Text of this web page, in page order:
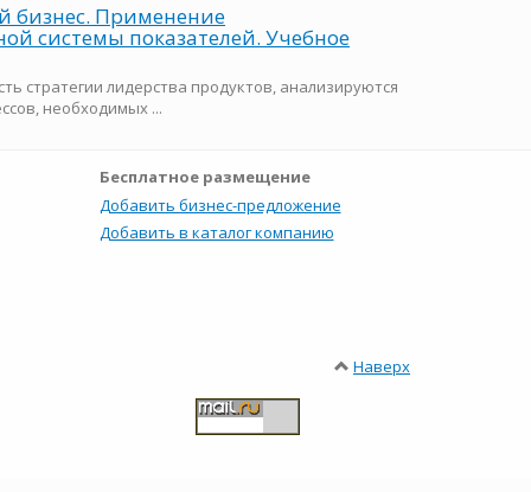
бизнес. Применение
системы показателей. Учебное
стратегии лидерства продуктов, анали­зируются
необходимых ...
Бесплатное размещение
Добавить бизнес-предложение
Добавить в каталог компанию
Наверх